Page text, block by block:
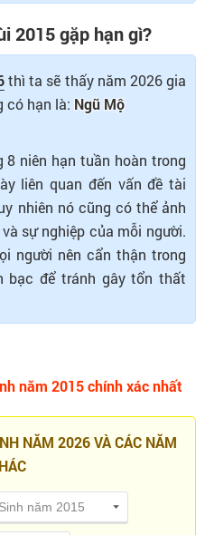
2015 gặp hạn gì?
thì ta sẽ thấy năm 2026 gia
có hạn là: Ngũ Mộ
niên hạn tuần hoàn trong
liên quan đến vấn đề tài
nhiên nó cũng có thể ảnh
sự nghiệp của mỗi người.
người nên cẩn thận trong
bạc để tránh gây tổn thất
năm 2015 chính xác nhất
NĂM 2026 VÀ CÁC NĂM